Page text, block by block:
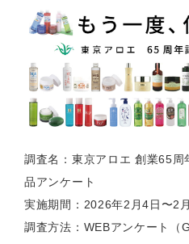
調査名：東京アロエ 創業65周
品アンケート
実施期間：2026年2月4日〜2
調査方法：WEBアンケート（